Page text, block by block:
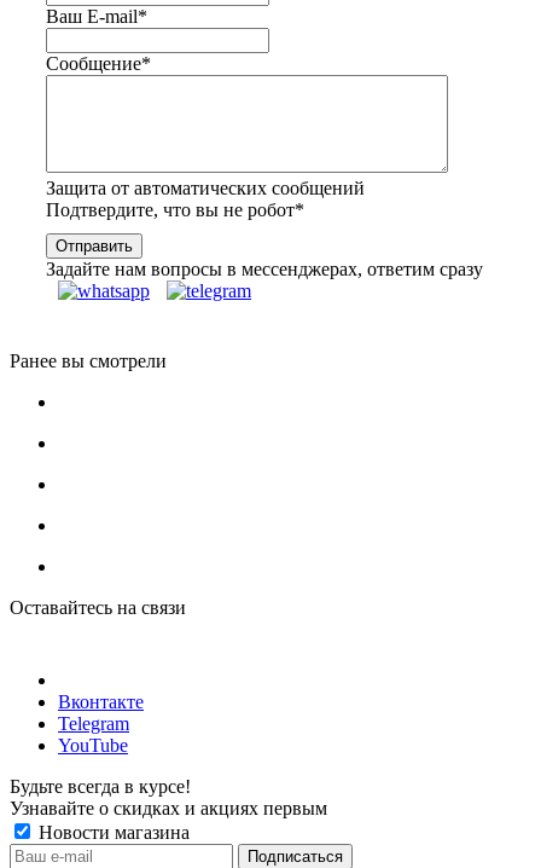
Ваш E-mail*
Сообщение*
Защита от автоматических сообщений
Подтвердите, что вы не робот*
Задайте нам вопросы в мессенджерах, ответим сразу
Ранее вы смотрели
Оставайтесь на связи
Вконтакте
Telegram
YouTube
Будьте всегда в курсе!
Узнавайте о скидках и акциях первым
Новости магазина